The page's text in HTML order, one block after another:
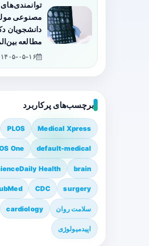
مصنوعی مولد
دانشجویان
مطالعه
۱۴۰۵-۰۵-۱۶
برچسب‌های پرکاربرد
Medical Xpress
PLOS
default-medical
One
brain
Health
surgery
CDC
سلامت روان cardiology
اپیدمیولوژی